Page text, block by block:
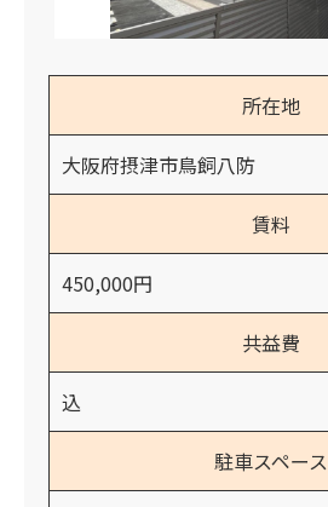
所在地
大阪府摂津市鳥飼八防
賃料
450,000円
共益費
込
駐車スペース